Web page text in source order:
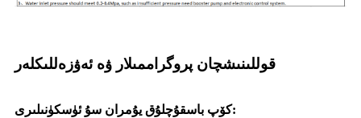
قوللىنىشچان پروگراممىلار ۋە ئەۋزەللىكلەر
كۆپ باسقۇچلۇق يۇمران سۇ ئۈسكۈنىلىرى: